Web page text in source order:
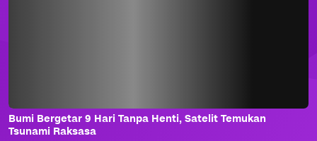
Bumi Bergetar 9 Hari Tanpa Henti, Satelit Temukan
Tsunami Raksasa